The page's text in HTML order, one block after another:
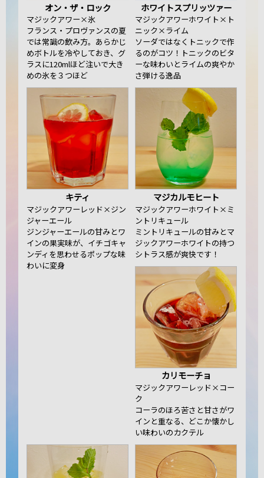
オン・ザ・ロック
マジックアワー×氷
フランス・プロヴァンスの夏
では常識の飲み方。あらかじ
めボトルを冷やしておき、グ
ラスに120mlほど注いで大き
めの氷を３つほど
ホワイトスプリッツァー
マジックアワーホワイト×ト
ニック×ライム
ソーダではなくトニックで作
るのがコツ！トニックのビタ
ーな味わいとライムの爽やか
さ弾ける逸品
キティ
マジックアワーレッド×ジン
ジャーエール
ジンジャーエールの甘みとワ
インの果実味が、イチゴキャ
ンディを思わせるポップな味
わいに変身
マジカルモヒート
マジックアワーホワイト×ミ
ントリキュール
ミントリキュールの甘みとマ
ジックアワーホワイトの持つ
シトラス感が爽快です！
カリモーチョ
マジックアワーレッド×コー
ク
コーラのほろ苦さと甘さがワ
インと重なる、どこか懐かし
い味わいのカクテル